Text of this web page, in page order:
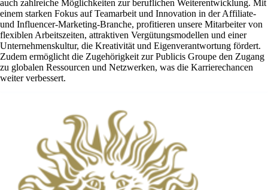
auch zahlreiche Möglichkeiten zur beruflichen Weiterentwicklung. Mit
einem starken Fokus auf Teamarbeit und Innovation in der Affiliate-
und Influencer-Marketing-Branche, profitieren unsere Mitarbeiter von
flexiblen Arbeitszeiten, attraktiven Vergütungsmodellen und einer
Unternehmenskultur, die Kreativität und Eigenverantwortung fördert.
Zudem ermöglicht die Zugehörigkeit zur Publicis Groupe den Zugang
zu globalen Ressourcen und Netzwerken, was die Karrierechancen
weiter verbessert.